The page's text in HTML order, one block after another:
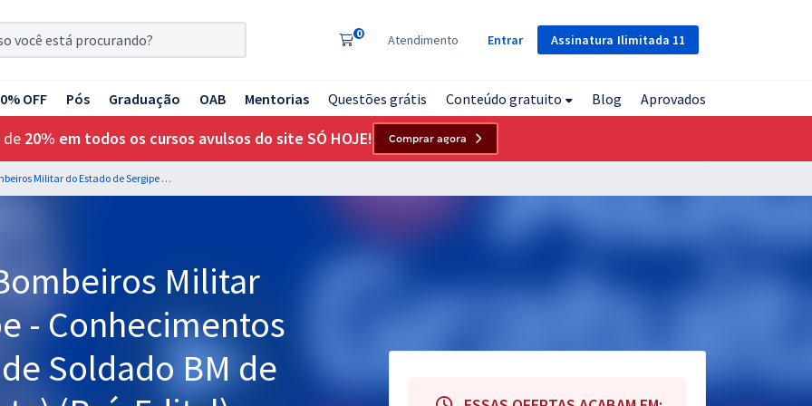
Assinatura Ilimitada 11
0 Atendimento Entrar
OFF Pós Graduação OAB Mentorias Questões grátis Conteúdo gratuito Blog Aprovados
de 20% em todos os cursos avulsos do site SÓ HOJE! Comprar agora
CBM SE - Corpo de Bombeiros Militar do Estado de Sergipe - Conhecimentos Gerais para o Cargo de Soldado BM de 3º Classe (Combatente) (Pré-Edital)
Militar
- Conhecimentos
Soldado BM de